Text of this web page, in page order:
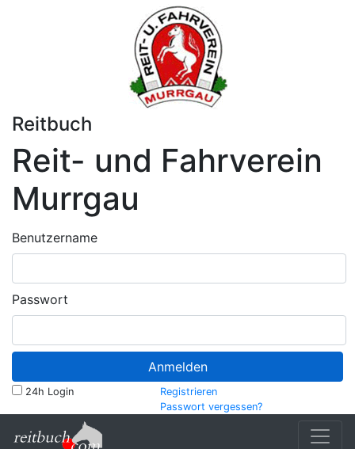
Reitbuch
Reit- und Fahrverein
Murrgau
Benutzername
Passwort
Anmelden
24h Login
Registrieren
Passwort vergessen?